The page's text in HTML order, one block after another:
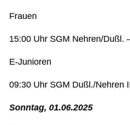
Frauen
15:00 Uhr SGM Nehren/Dußl.
E-Junioren
09:30 Uhr SGM Dußl./Nehren
Sonntag, 01.06.2025